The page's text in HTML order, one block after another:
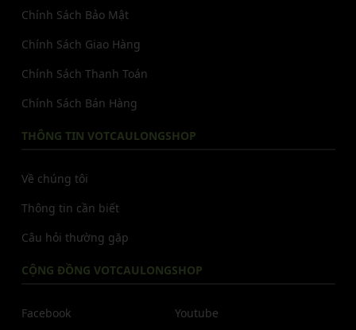
Chính Sách Bảo Mật
Chính Sách Giao Hàng
Chính Sách Thanh Toán
Chính Sách Bán Hàng
THÔNG TIN VOTCAULONGSHOP
Về chúng tôi
Thông tin cần biết
Câu hỏi thường gặp
CỘNG ĐỒNG VOTCAULONGSHOP
Facebook
Youtube